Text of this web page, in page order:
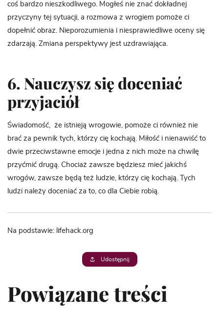
coś bardzo nieszkodliwego. Mogłeś nie znać dokładnej
przyczyny tej sytuacji, a rozmowa z wrogiem pomoże ci
dopełnić obraz. Nieporozumienia i niesprawiedliwe oceny się
zdarzają. Zmiana perspektywy jest uzdrawiająca.
6. Nauczysz się doceniać
przyjaciół
Świadomość, że istnieją wrogowie, pomoże ci również nie
brać za pewnik tych, którzy cię kochają. Miłość i nienawiść to
dwie przeciwstawne emocje i jedna z nich może na chwilę
przyćmić drugą. Chociaż zawsze będziesz mieć jakichś
wrogów, zawsze będą też ludzie, którzy cię kochają. Tych
ludzi należy doceniać za to, co dla Ciebie robią.
Na podstawie: lifehack.org
Udostępnij
Powiązane treści